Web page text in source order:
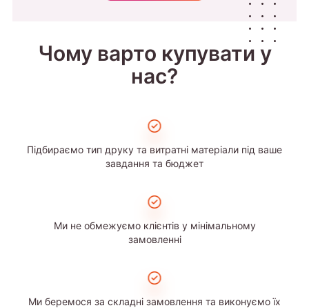
Чому варто купувати у
нас?
Підбираємо тип друку та витратні матеріали під ваше
завдання та бюджет
Ми не обмежуємо клієнтів у мінімальному
замовленні
Ми беремося за складні замовлення та виконуємо їх